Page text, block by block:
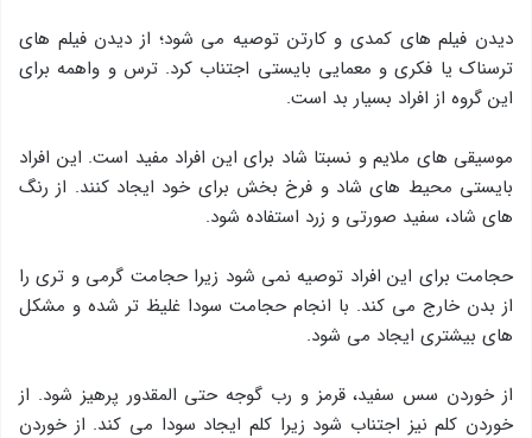
دیدن فیلم های کمدی و کارتن توصیه می شود؛ از دیدن فیلم های
ترسناک یا فکری و معمایی بایستی اجتناب کرد. ترس و واهمه برای
این گروه از افراد بسیار بد است.
موسیقی های ملایم و نسبتا شاد برای این افراد مفید است. این افراد
بایستی محیط های شاد و فرخ بخش برای خود ایجاد کنند. از رنگ
های شاد، سفید صورتی و زرد استفاده شود.
حجامت برای این افراد توصیه نمی شود زیرا حجامت گرمی و تری را
از بدن خارج می کند. با انجام حجامت سودا غلیظ تر شده و مشکل
های بیشتری ایجاد می شود.
از خوردن سس سفید، قرمز و رب گوجه حتی المقدور پرهیز شود. از
خوردن کلم نیز اجتناب شود زیرا کلم ایجاد سودا می کند. از خوردن